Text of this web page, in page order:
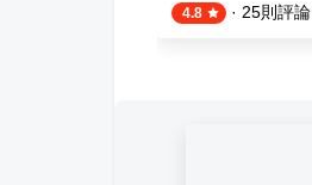
4.8 · 25則評論